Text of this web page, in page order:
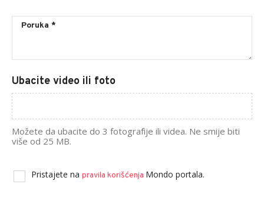
Ubacite video ili foto
Možete da ubacite do 3 fotografije ili videa. Ne smije biti
više od 25 MB.
Pristajete na pravila korišćenja Mondo portala.